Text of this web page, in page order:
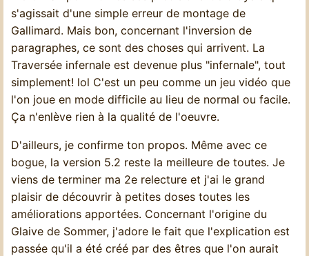
s'agissait d'une simple erreur de montage de
Gallimard. Mais bon, concernant l'inversion de
paragraphes, ce sont des choses qui arrivent. La
Traversée infernale est devenue plus "infernale", tout
simplement! lol C'est un peu comme un jeu vidéo que
l'on joue en mode difficile au lieu de normal ou facile.
Ça n'enlève rien à la qualité de l'oeuvre.
D'ailleurs, je confirme ton propos. Même avec ce
bogue, la version 5.2 reste la meilleure de toutes. Je
viens de terminer ma 2e relecture et j'ai le grand
plaisir de découvrir à petites doses toutes les
améliorations apportées. Concernant l'origine du
Glaive de Sommer, j'adore le fait que l'explication est
passée qu'il a été créé par des êtres que l'on aurait